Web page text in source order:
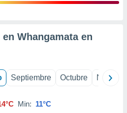
Whangamata en
Septiembre Octubre
Min: 11°C